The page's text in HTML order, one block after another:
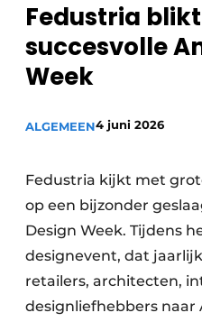
Fedustria
succesvolle
Week
ALGEMEEN4 juni 2026
Fedustria kijkt met
op een bijzonder
Design Week. Tijdens
designevent, dat
retailers, architecten,
designliefhebbers